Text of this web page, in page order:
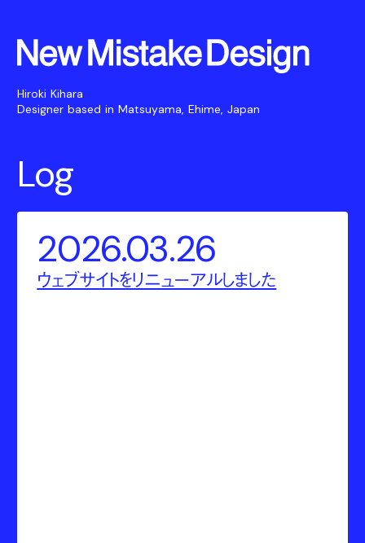
Hiroki Kihara
Designer based in Matsuyama, Ehime, Japan
Log
2026.03.26
ウェブサイトをリニューアルしました